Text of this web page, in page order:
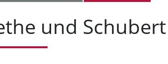
und Schubert